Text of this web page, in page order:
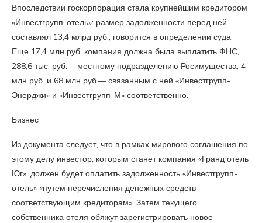
Впоследствии госкорпорация стала крупнейшим кредитором
«Инвестгрупп-отель»: размер задолженности перед ней
составлял 13,4 млрд руб., говорится в определении суда.
Еще 17,4 млн руб. компания должна была выплатить ФНС,
288,6 тыс. руб.— местному подразделению Росимущества, 4
млн руб. и 68 млн руб.— связанным с ней «Инвестгрупп-
Энерджи» и «Инвестгрупп-М» соответственно.
Бизнес
Из документа следует, что в рамках мирового соглашения по
этому делу инвестор, которым станет компания «Гранд отель
Юг», должен будет оплатить задолженность «Инвестгрупп-
отель» «путем перечисления денежных средств
соответствующим кредиторам». Затем текущего
собственника отеля обяжут зарегистрировать новое